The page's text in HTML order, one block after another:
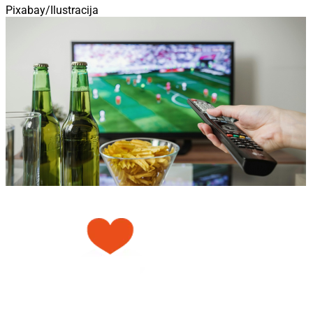
Pixabay/Ilustracija